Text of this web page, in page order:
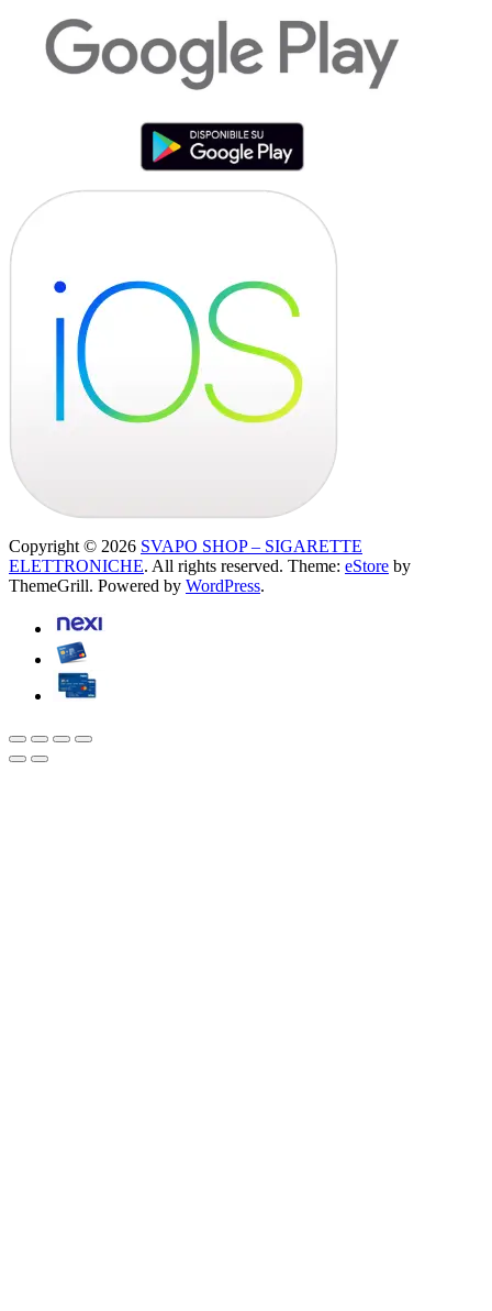
Copyright © 2026 SVAPO SHOP – SIGARETTE
ELETTRONICHE. All rights reserved. Theme: eStore by
ThemeGrill. Powered by WordPress.